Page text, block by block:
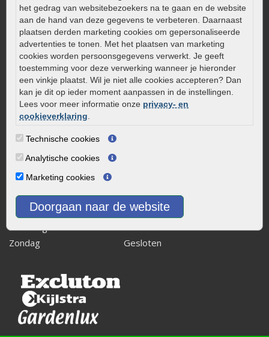
het gedrag van websitebezoekers na te gaan en de website
aan de hand van deze gegevens te verbeteren. Daarnaast
plaatsen derden marketing cookies om gepersonaliseerde
advertenties te tonen. Met het plaatsen van marketing
cookies worden persoonsgegevens verwerkt. Je geeft
toestemming voor deze verwerking wanneer je hieronder
een vinkje plaatst. Wil je niet alle cookies accepteren? Dan
kan je dit op ieder moment aanpassen in de instellingen.
Lees voor meer informatie onze privacy- en
cookieverklaring.
Technische cookies
Analytische cookies
Marketing cookies
Doorgaan naar de website
Zelf een terras aanleggen
Kleine stadstuin inrichten
0320 – 219170
Kaapstanderweg 41
8243 RB Lelystad
info@onlinetuinwarenhuis.nl
Routebeschrijving
Dinsdag
Woensdag
Donderdag
08:00 - 17:00
Vrijdag
08:00 - 17:00
Zaterdag
08:00 - 15.00
Zondag
Gesloten